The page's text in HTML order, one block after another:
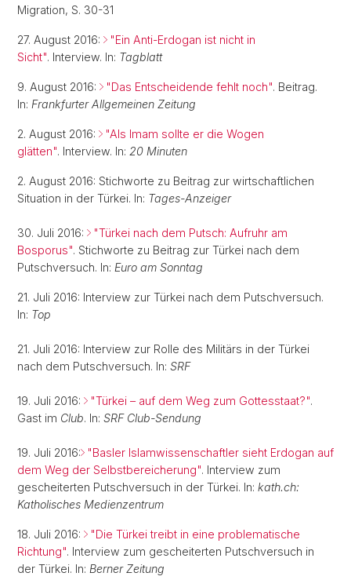
Migration, S. 30-31
27. August 2016:
"Ein Anti-Erdogan ist nicht in
Sicht". Interview. In: Tagblatt
9. August 2016: "Das Entscheidende fehlt noch". Beitrag.
In: Frankfurter Allgemeinen Zeitung
2. August 2016:
"Als Imam sollte er die Wogen
glätten". Interview. In: 20 Minuten
2. August 2016: Stichworte zu Beitrag zur wirtschaftlichen
Situation in der Türkei. In: Tages-Anzeiger
30. Juli 2016:
"Türkei nach dem Putsch: Aufruhr am
Bosporus". Stichworte zu Beitrag zur Türkei nach dem
Putschversuch. In: Euro am Sonntag
21. Juli 2016: Interview zur Türkei nach dem Putschversuch.
In: Top
21. Juli 2016: Interview zur Rolle des Militärs in der Türkei
nach dem Putschversuch. In: SRF
19. Juli 2016: "Türkei – auf dem Weg zum Gottesstaat?".
Gast im Club. In: SRF Club-Sendung
19. Juli 2016:
"Basler Islamwissenschaftler sieht Erdogan auf
dem Weg der Selbstbereicherung". Interview zum
gescheiterten Putschversuch in der Türkei. In: kath.ch:
Katholisches Medienzentrum
18. Juli 2016:
"Die Türkei treibt in eine problematische
Richtung". Interview zum gescheiterten Putschversuch in
der Türkei. In: Berner Zeitung